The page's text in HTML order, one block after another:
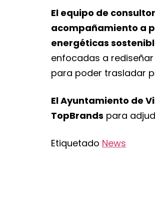
El equipo de
acompañamiento a
energéticas
enfocadas a
para poder trasladar
El Ayuntamiento de
TopBrands para
Etiquetado News